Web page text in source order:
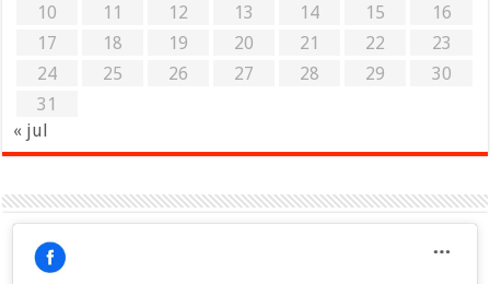
10
11 12 13 14 15
16
17
18 19 20 21 22
23
24
25 26 27 28 29
30
31
« jul